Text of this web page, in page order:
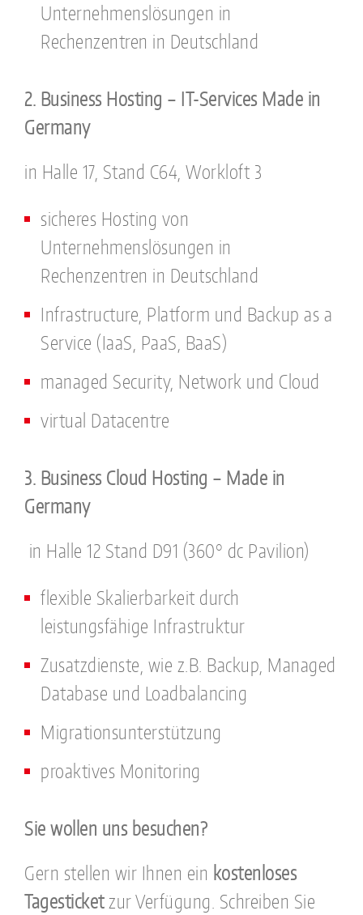
Unternehmenslösungen in
Rechenzentren in Deutschland
2. Business Hosting – IT-Services Made in
Germany
in Halle 17, Stand C64, Workloft 3
sicheres Hosting von
Unternehmenslösungen in
Rechenzentren in Deutschland
Infrastructure, Platform und Backup as a
Service (IaaS, PaaS, BaaS)
managed Security, Network und Cloud
virtual Datacentre
3. Business Cloud Hosting – Made in
Germany
in Halle 12 Stand D91 (360° dc Pavilion)
flexible Skalierbarkeit durch
leistungsfähige Infrastruktur
Zusatzdienste, wie z.B. Backup, Managed
Database und Loadbalancing
Migrationsunterstützung
proaktives Monitoring
Sie wollen uns besuchen?
Gern stellen wir Ihnen ein kostenloses
Tagesticketzur Verfügung. Schreiben Sie